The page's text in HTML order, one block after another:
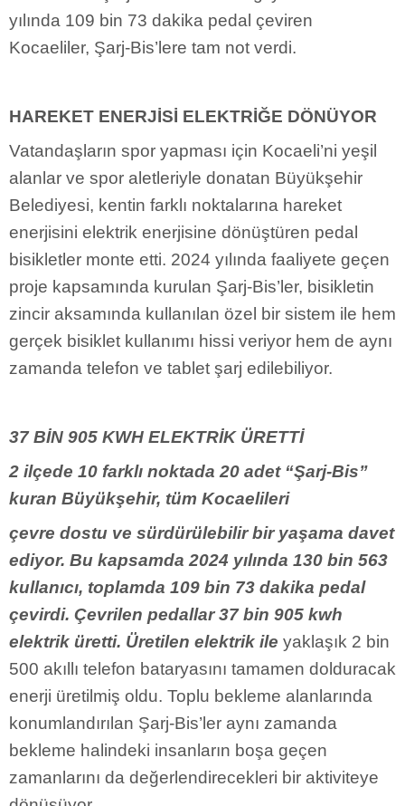
yılında 109 bin 73 dakika pedal çeviren
Kocaeliler, Şarj-Bis’lere tam not verdi.
HAREKET ENERJİSİ ELEKTRİĞE DÖNÜYOR
Vatandaşların spor yapması için Kocaeli’ni yeşil
alanlar ve spor aletleriyle donatan Büyükşehir
Belediyesi, kentin farklı noktalarına hareket
enerjisini elektrik enerjisine dönüştüren pedal
bisikletler monte etti. 2024 yılında faaliyete geçen
proje kapsamında kurulan Şarj-Bis’ler, bisikletin
zincir aksamında kullanılan özel bir sistem ile hem
gerçek bisiklet kullanımı hissi veriyor hem de aynı
zamanda telefon ve tablet şarj edilebiliyor.
37 BİN 905 KWH ELEKTRİK ÜRETTİ
2 ilçede 10 farklı noktada 20 adet “Şarj-Bis”
kuran Büyükşehir, tüm Kocaelileri
çevre dostu ve sürdürülebilir bir yaşama davet
ediyor. Bu kapsamda 2024 yılında 130 bin 563
kullanıcı, toplamda 109 bin 73 dakika pedal
çevirdi. Çevrilen pedallar 37 bin 905 kwh
elektrik üretti. Üretilen elektrik ile yaklaşık 2 bin
500 akıllı telefon bataryasını tamamen dolduracak
enerji üretilmiş oldu. Toplu bekleme alanlarında
konumlandırılan Şarj-Bis’ler aynı zamanda
bekleme halindeki insanların boşa geçen
zamanlarını da değerlendirecekleri bir aktiviteye